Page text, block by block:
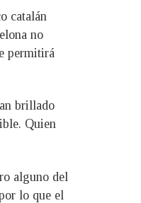
catalán
no
permitirá
brillado
Quien
alguno del
lo que el